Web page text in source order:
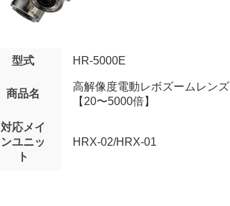
型式 HR-5000E
商品名
高解像度電動レボズームレンズ
【20〜5000倍】
対応メイ
ンユニッ
ト
HRX-02/HRX-01